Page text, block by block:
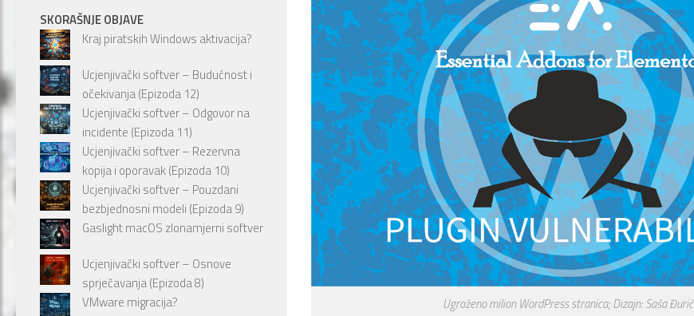
Ugroženo milion WordPress stranica; Dizajn: Saša Đurić
SKORAŠNJE OBJAVE
Kraj piratskih Windows aktivacija?
Ucjenjivački softver – Budućnost i
očekivanja (Epizoda 12)
Ucjenjivački softver – Odgovor na
incidente (Epizoda 11)
Ucjenjivački softver – Rezervna
kopija i oporavak (Epizoda 10)
Ucjenjivački softver – Pouzdani
bezbjednosni modeli (Epizoda 9)
Gaslight macOS zlonamjerni softver
Ucjenjivački softver – Osnove
sprječavanja (Epizoda 8)
VMware migracija?